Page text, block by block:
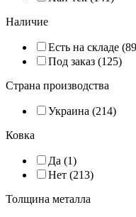
Наличие
Есть на складе
Под заказ (125)
Страна производства
Украина (214)
Ковка
Да (1)
Нет (213)
Толщина металла